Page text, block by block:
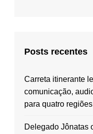
Posts recentes
Carreta itinerante
comunicação,
para quatro
Delegado Jônatas